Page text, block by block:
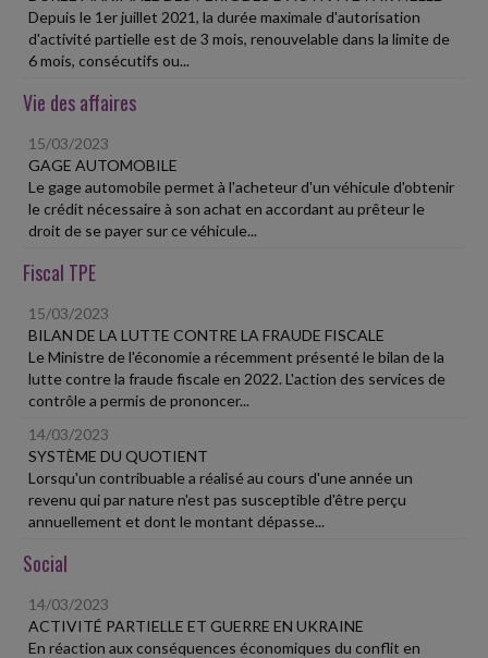
Depuis le 1er juillet 2021, la durée maximale d'autorisation
d'activité partielle est de 3 mois, renouvelable dans la limite de
6 mois, consécutifs ou...
Vie des affaires
15/03/2023
GAGE AUTOMOBILE
Le gage automobile permet à l'acheteur d'un véhicule d'obtenir
le crédit nécessaire à son achat en accordant au prêteur le
droit de se payer sur ce véhicule...
Fiscal TPE
15/03/2023
BILAN DE LA LUTTE CONTRE LA FRAUDE FISCALE
Le Ministre de l'économie a récemment présenté le bilan de la
lutte contre la fraude fiscale en 2022. L'action des services de
contrôle a permis de prononcer...
14/03/2023
SYSTÈME DU QUOTIENT
Lorsqu'un contribuable a réalisé au cours d'une année un
revenu qui par nature n'est pas susceptible d'être perçu
annuellement et dont le montant dépasse...
Social
14/03/2023
ACTIVITÉ PARTIELLE ET GUERRE EN UKRAINE
En réaction aux conséquences économiques du conflit en